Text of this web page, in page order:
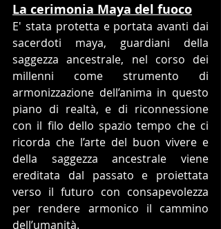
La cerimonia Maya del fuoco
E' stata protetta e portata avanti dai
sacerdoti maya, guardiani della
saggezza ancestrale, nel corso dei
millenni come strumento di
armonizzazione dell’anima in questo
piano di realtà, e di riconnessione
con il filo dello spazio tempo che ci
ricorda che l’arte del buon vivere e
della saggezza ancestrale viene
ereditata dal passato e proiettata
verso il futuro con consapevolezza
per rendere armonico il cammino
dell’umanità.